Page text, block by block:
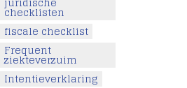
checklisten
fiscale checklist
Frequent
ziekteverzuim
Intentieverklaring